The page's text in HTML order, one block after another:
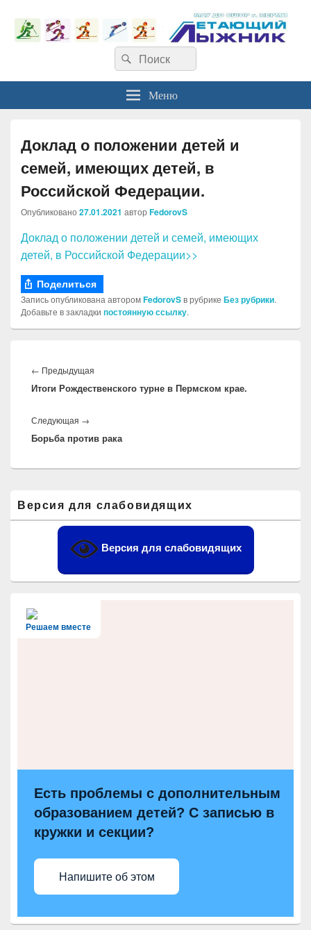
Найти:Поиск
Меню
Доклад о положении детей и
семей, имеющих детей, в
Российской Федерации.
Опубликовано 27.01.2021 автор FedorovS
Доклад о положении детей и семей, имеющих
детей, в Российской Федерации>>
Поделиться
Запись опубликована авторомFedorovSв рубрике Без рубрики.
Добавьте в закладки постоянную ссылку.
по
записям
← Предыдущая
запись:
Итоги Рождественского турне в Пермском крае.
Следующая →
запись:
Борьба против рака
основной
боковой
Версия для слабовидящих
Версия для слабовидящих
Решаем вместе
Есть проблемы с дополнительным
образованием детей? С записью в
кружки и секции?
Напишите об этом